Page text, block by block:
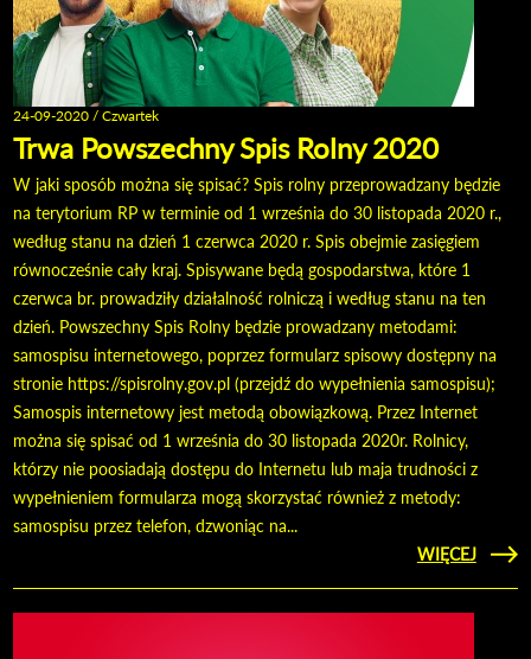
24-09-2020 / Czwartek
Trwa Powszechny Spis Rolny 2020
W jaki sposób można się spisać? Spis rolny przeprowadzany będzie
na terytorium RP w terminie od 1 września do 30 listopada 2020 r.,
według stanu na dzień 1 czerwca 2020 r. Spis obejmie zasięgiem
równocześnie cały kraj. Spisywane będą gospodarstwa, które 1
czerwca br. prowadziły działalność rolniczą i według stanu na ten
dzień. Powszechny Spis Rolny będzie prowadzany metodami:
samospisu internetowego, poprzez formularz spisowy dostępny na
stronie https://spisrolny.gov.pl (przejdź do wypełnienia samospisu);
Samospis internetowy jest metodą obowiązkową. Przez Internet
można się spisać od 1 września do 30 listopada 2020r. Rolnicy,
którzy nie poosiadają dostępu do Internetu lub maja trudności z
wypełnieniem formularza mogą skorzystać również z metody:
samospisu przez telefon, dzwoniąc na...
CZYTAJ
WIĘCEJ